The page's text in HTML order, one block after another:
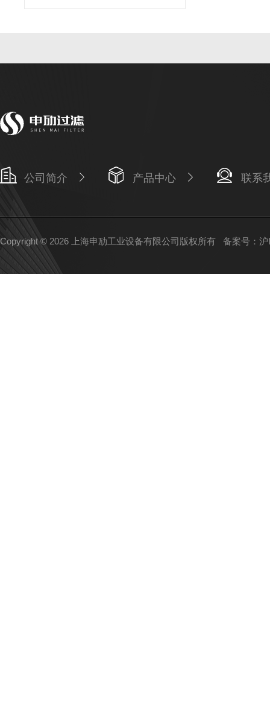
公司简介 产品中心 联系
Copyright © 2026 上海申劢工业设备有限公司版权所有 备案号：